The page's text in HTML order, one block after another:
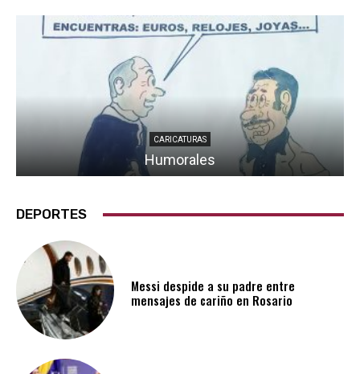
CARICATURAS
Humorales
DEPORTES
Messi despide a su padre entre
mensajes de cariño en Rosario